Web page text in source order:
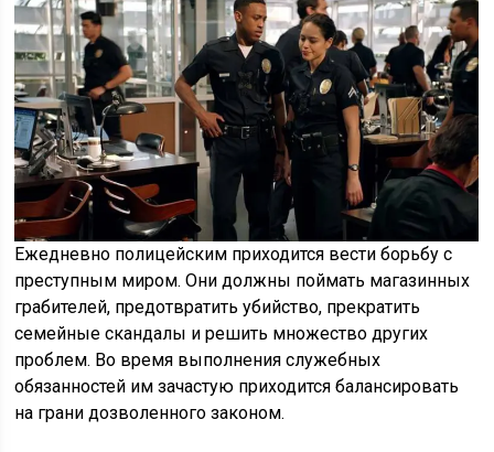
Ежедневно полицейским приходится вести борьбу с
преступным миром. Они должны поймать магазинных
грабителей, предотвратить убийство, прекратить
семейные скандалы и решить множество других
проблем. Во время выполнения служебных
обязанностей им зачастую приходится балансировать
на грани дозволенного законом.